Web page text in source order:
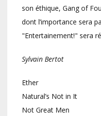
son éthique, Gang of
dont l’importance sera
"Entertainement!" sera
Sylvain Bertot
Ether
Natural’s Not in It
Not Great Men